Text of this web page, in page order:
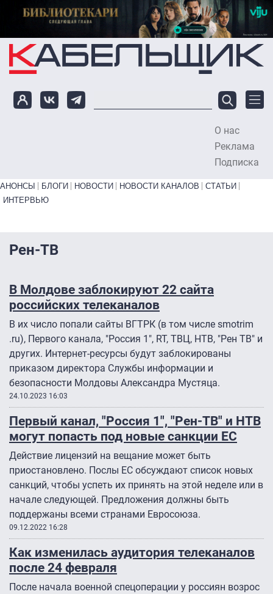
Перейти к основному содержанию
О нас
Реклама
Подписка
Primary links bottom
АНОНСЫ БЛОГИ НОВОСТИ НОВОСТИ КАНАЛОВ
СТАТЬИ
ИНТЕРВЬЮ
Рен-ТВ
В Молдове заблокируют 22 сайта
российских телеканалов
В их число попали сайты ВГТРК (в том числе smotrim
.ru), Первого канала, "Россия 1", RT, ТВЦ, НТВ, "Рен ТВ" и
других. Интернет-ресурсы будут заблокированы
приказом директора Службы информации и
безопасности Молдовы Александра Мустяца.
24.10.2023 16:03
Первый канал, "Россия 1", "Рен-ТВ" и НТВ
могут попасть под новые санкции ЕС
Действие лицензий на вещание может быть
приостановлено. Послы ЕС обсуждают список новых
санкций, чтобы успеть их принять на этой неделе или в
начале следующей. Предложения должны быть
поддержаны всеми странами Евросоюза.
09.12.2022 16:28
Как изменилась аудитория телеканалов
после 24 февраля
После начала военной спецоперации у россиян возрос